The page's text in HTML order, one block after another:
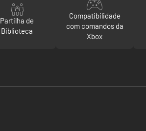
Partilha de
Biblioteca
Compatibilidade
com comandos da
Xbox